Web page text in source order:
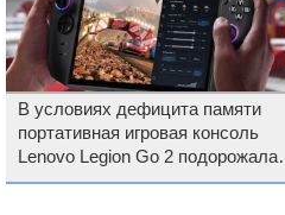
В условиях дефицита памяти
портативная игровая консоль
Lenovo Legion Go 2 подорожала
до полутора раз